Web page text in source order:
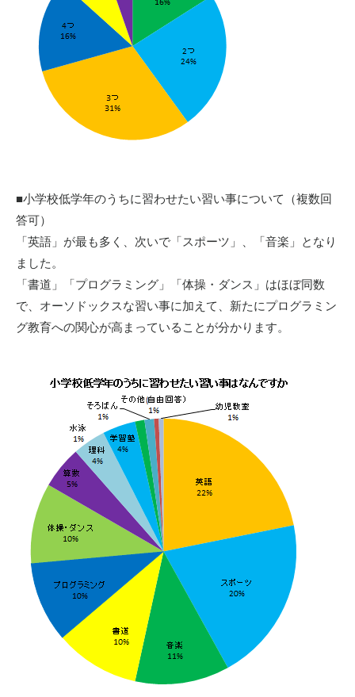
■小学校低学年のうちに習わせたい習い事について（複数回
答可）
「英語」が最も多く、次いで「スポーツ」、「音楽」となり
ました。
「書道」「プログラミング」「体操・ダンス」はほぼ同数
で、オーソドックスな習い事に加えて、新たにプログラミン
グ教育への関心が高まっていることが分かります。